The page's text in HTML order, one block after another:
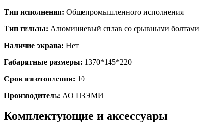
Тип исполнения: Общепромышленного исполнения
Тип гильзы: Алюминиевый сплав со срывными болтами
Наличие экрана: Нет
Габаритные размеры: 1370*145*220
Срок изготовления: 10
Производитель: АО ПЗЭМИ
Комплектующие и аксессуары